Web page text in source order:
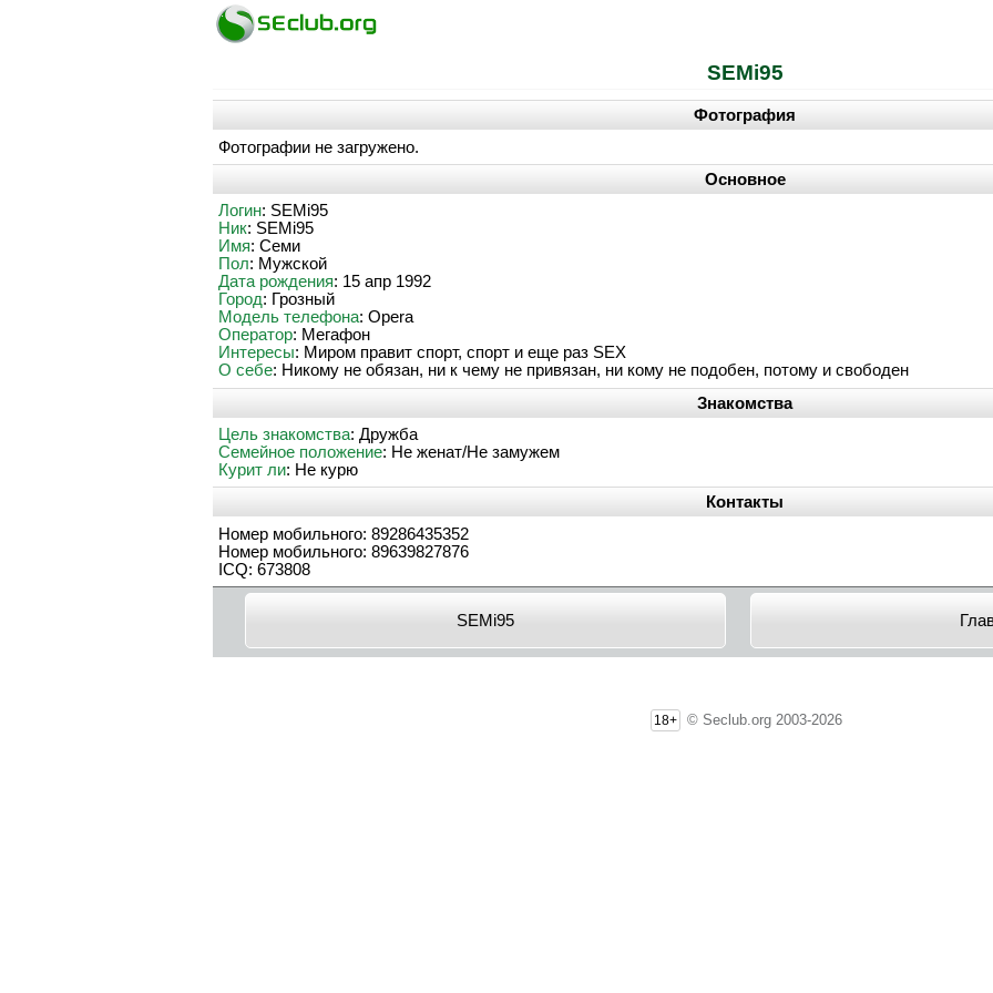
SEMi95
Фотография
Фотографии не загружено.
Основное
Логин: SEMi95
Ник: SEMi95
Имя: Семи
Пол: Мужской
Дата рождения: 15 апр 1992
Город: Грозный
Модель телефона: Opera
Оператор: Мегафон
Интересы: Миром правит спорт, спорт и еще раз SEX
О себе: Никому не обязан, ни к чему не привязан, ни кому не подобен, потому и свободен
Знакомства
Цель знакомства: Дружба
Семейное положение: Не женат/Не замужем
Курит ли: Не курю
Контакты
Номер мобильного: 89286435352
Номер мобильного: 89639827876
ICQ: 673808
SEMi95
18+ © Seclub.org 2003-2026